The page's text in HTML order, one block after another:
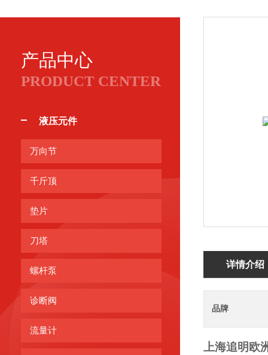
产品中心
PRODUCT CENTER
液压元件
万向节
千斤顶
垫片
刀塔
螺杆泵
诊断阀
流量计
详情介绍
品牌
上海追明 欧